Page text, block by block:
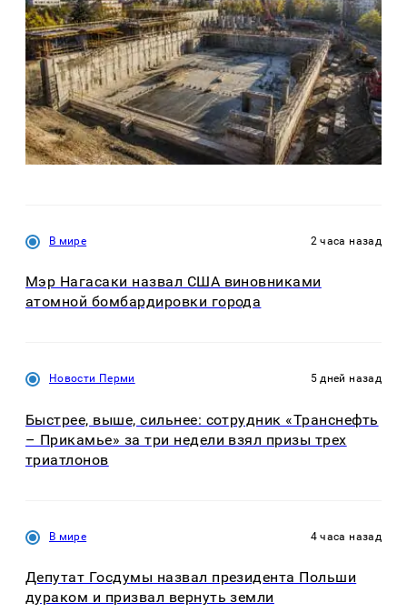
В мире 2 часа назад
Мэр Нагасаки назвал США виновниками
атомной бомбардировки города
Новости Перми 5 дней назад
Быстрее, выше, сильнее: сотрудник «Транснефть
– Прикамье» за три недели взял призы трех
триатлонов
В мире 4 часа назад
Депутат Госдумы назвал президента Польши
дураком и призвал вернуть земли